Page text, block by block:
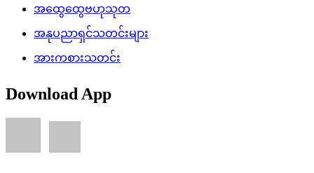
အထွေထွေဗဟုသုတ
အနုပညာရှင်သတင်းများ
အားကစားသတင်း
Download App